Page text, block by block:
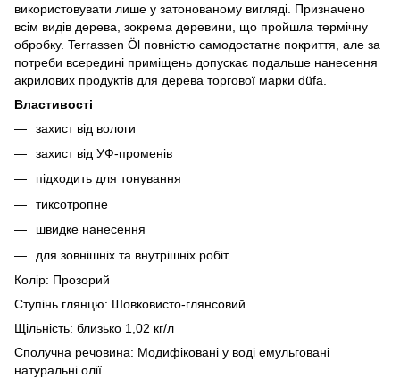
використовувати лише у затонованому вигляді. Призначено
всім видів дерева, зокрема деревини, що пройшла термічну
обробку. Terrassen Öl повністю самодостатнє покриття, але за
потреби всередині приміщень допускає подальше нанесення
акрилових продуктів для дерева торгової марки düfa.
Властивості
захист від вологи
захист від УФ-променів
підходить для тонування
тиксотропне
швидке нанесення
для зовнішніх та внутрішніх робіт
Колір: Прозорий
Ступінь глянцю: Шовковисто-глянсовий
Щільність: близько 1,02 кг/л
Сполучна речовина: Модифіковані у воді емульговані
натуральні олії.